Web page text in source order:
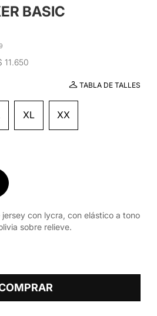
BASIC
11.650
TABLA DE TALLES
XL XX
con lycra, con elástico a tono
sobre relieve.